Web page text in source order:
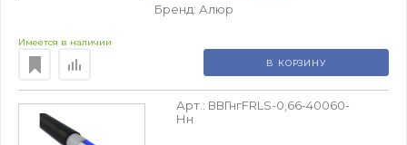
Бренд: Алюр
Имеется в наличии
В КОРЗИНУ
Арт.: ВВГнгFRLS-0,66-40060-
Нн